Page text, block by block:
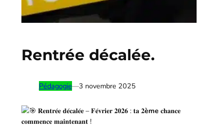
Rentrée décalée.
Pédagogie—3 novembre 2025
𝐑𝐞𝐧𝐭𝐫𝐞́𝐞 𝐝𝐞́𝐜𝐚𝐥𝐞́𝐞 – 𝐅𝐞́𝐯𝐫𝐢𝐞𝐫 𝟐𝟎𝟐𝟔 : 𝐭𝐚 𝟐ème𝐜𝐡𝐚𝐧𝐜𝐞
𝐜𝐨𝐦𝐦𝐞𝐧𝐜𝐞 𝐦𝐚𝐢𝐧𝐭𝐞𝐧𝐚𝐧𝐭 !